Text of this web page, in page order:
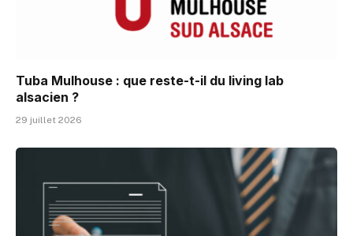
Tuba Mulhouse : que reste-t-il du living lab
alsacien ?
29 juillet 2026